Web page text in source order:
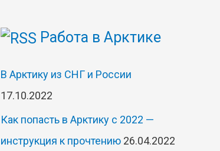
Работа в Арктике
В Арктику из СНГ и России
17.10.2022
Как попасть в Арктику с 2022 —
инструкция к прочтению 26.04.2022